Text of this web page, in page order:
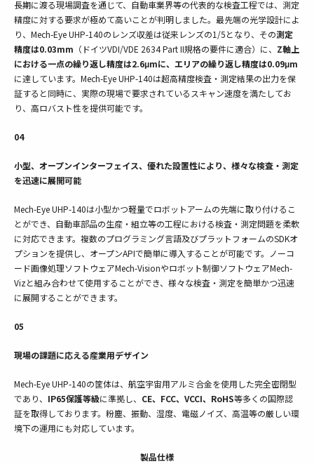
長期に渡る現場調査を通じて、自動車業界等の代表的な検査工程では、測定
精度に対する要求が極めて高いことが判明しました。最先端の光学設計によ
り、Mech-Eye UHP-140のレンズ収差は従来レンズの1/5となり、その測定
精度は0.03mm （ドイツVDI/VDE 2634 Part II規格の要件に適合）に、 Z軸上
における一点の繰り返し精度は2.6μmに、エリアの繰り返し精度は0.09μm
に達しています。Mech-Eye UHP-140は超高精度検査・測定結果の出力を保
証すると同時に、実際の現場で要求されているスキャン速度を満たしてお
り、高ロバスト性を提供可能です。
04
小型、オープンインターフェイス、優れた設置性により、様々な検査・測定
を迅速に展開可能
Mech-Eye UHP-140は小型かつ軽量でロボットアームの先端に取り付けるこ
とができ、自動車部品の生産・組立等の工程における検査・測定問題を柔軟
に対応できます。複数のプログラミング言語及びプラットフォームのSDKオ
プションを提供し、オープンAPIで簡単に導入することが可能です。ノーコ
ード画像処理ソフトウェアMech-Visionやロボット制御ソフトウェアMech-
Vizと組み合わせて使用することができ、様々な検査・測定を簡単かつ迅速
に展開することができます。
05
現場の課題に応える産業用デザイン
Mech-Eye UHP-140の筐体は、航空宇宙用アルミ合金を使用した完全密閉型
であり、 IP65保護等級に準拠し、 CE、FCC、VCCI、RoHS等多くの国際認
証を取得しております。粉塵、振動、湿度、電磁ノイズ、高温等の厳しい環
境下の運用にも対応しています。
製品仕様